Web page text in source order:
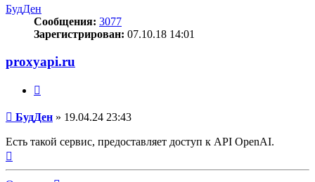
БудДен
Сообщения: 3077
Зарегистрирован: 07.10.18 14:01
proxyapi.ru
Сообщение
БудДен » 19.04.24 23:43
Есть такой сервис, предоставляет доступ к API OpenAI.
к
началу